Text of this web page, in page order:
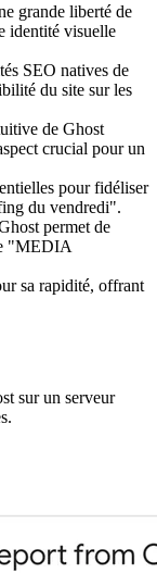
grande liberté de
identité visuelle
SEO natives de
du site sur les
de Ghost
crucial pour un
pour fidéliser
du vendredi".
permet de
"MEDIA
sa rapidité, offrant
sur un serveur